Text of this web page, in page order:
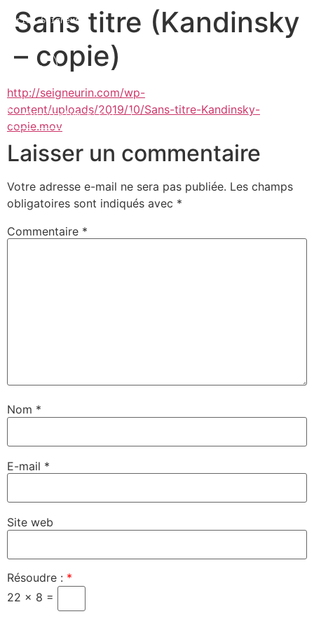
Marion Seigneurin​
Home
Curriculum Vitae
About me
Sans titre (Kandinsky
– copie)
http://seigneurin.com/wp-
content/uploads/2019/10/Sans-titre-Kandinsky-
copie.mov
Laisser un commentaire
Votre adresse e-mail ne sera pas publiée. Les champs
obligatoires sont indiqués avec *
Commentaire *
Nom *
E-mail *
Site web
Résoudre : *
22 × 8 =